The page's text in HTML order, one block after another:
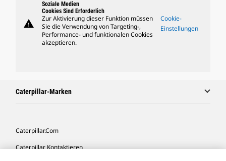
warning
Soziale Medien
Cookies Sind Erforderlich
Zur Aktivierung dieser Funktion müssen
Sie die Verwendung von Targeting-,
Performance- und funktionalen Cookies
akzeptieren.
Cookie-
Einstellungen
Caterpillar-Marken
Caterpillar.com
Caterpillar Kontaktieren